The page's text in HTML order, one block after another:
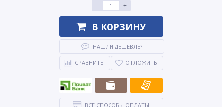
-
+
В КОРЗИНУ
НАШЛИ ДЕШЕВЛЕ?
СРАВНИТЬ ОТЛОЖИТЬ
ВСЕ СПОСОБЫ ОПЛАТЫ